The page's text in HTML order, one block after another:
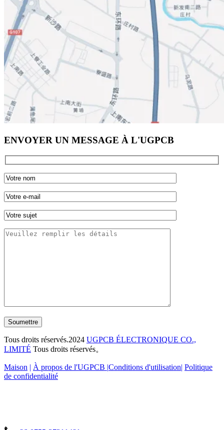
ENVOYER UN MESSAGE À L'UGPCB
Soumettre
Tous droits réservés.2024 UGPCB ÉLECTRONIQUE CO.,
LIMITÉ Tous droits réservés。
Maison | À propos de l'UGPCB |Conditions d'utilisation| Politique
de confidentialité